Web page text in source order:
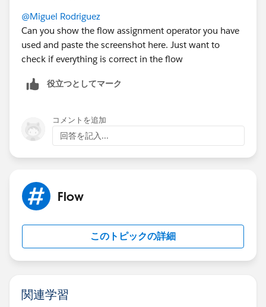
@Miguel Rodriguez
Can you show the flow assignment operator you have
used and paste the screenshot here. Just want to
check if everything is correct in the flow
役立つとしてマーク
コメントを追加
回答を記入...
Flow
このトピックの詳細
関連学習